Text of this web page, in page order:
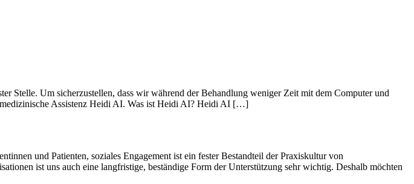
Stelle. Um sicherzustellen, dass wir während der Behandlung weniger Zeit mit dem Computer und
Assistenz Heidi AI. Was ist Heidi AI? Heidi AI […]
und Patienten, soziales Engagement ist ein fester Bestandteil der Praxiskultur von
ist uns auch eine langfristige, beständige Form der Unterstützung sehr wichtig. Deshalb möchten